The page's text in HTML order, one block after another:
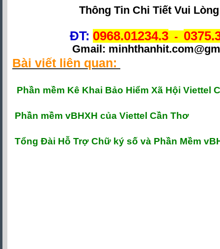
Thông Tin Chi Tiết Vui
ĐT: 0968.01234.3 -
Gmail:
Bài viết liên quan:
Phần mềm Kê Khai Bảo Hiểm Xã Hội Viettel
Phần mềm vBHXH của Viettel Cần Thơ
Tổng Đài Hỗ Trợ Chữ ký số và Phần Mềm